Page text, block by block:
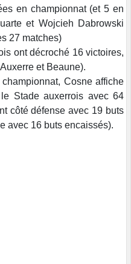
en championnat (et 5 en
et Wojcieh Dabrowski
27 matches)
ont décroché 16 victoires,
et Beaune).
Cosne affiche
Stade auxerrois avec 64
côté défense avec 19 buts
avec 16 buts encaissés).